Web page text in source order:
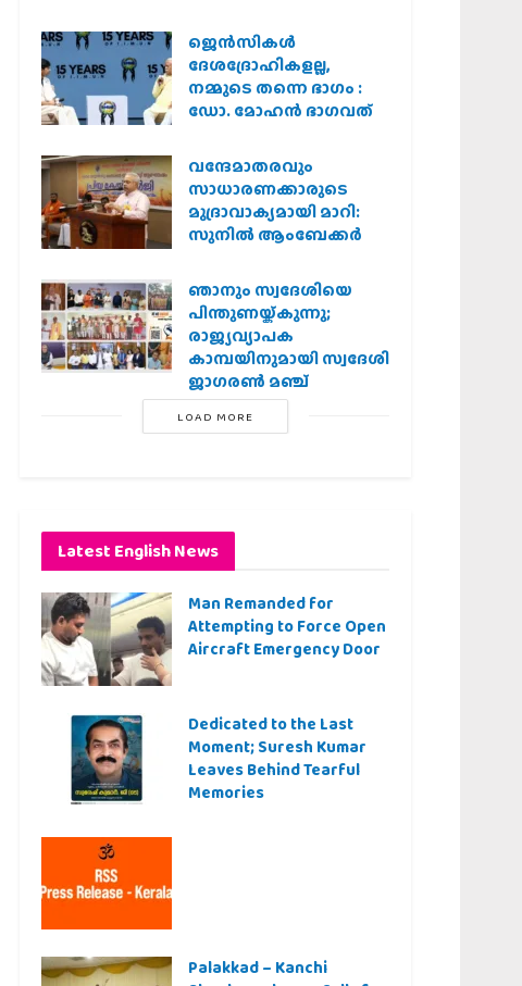
വേണമെന്ന് വിശ്വഹിന്ദു
പരിഷത്ത്
ജെന്‍സികള്‍
ദേശദ്രോഹികളല്ല,
നമ്മുടെ തന്നെ ഭാഗം :
ഡോ. മോഹന്‍ ഭാഗവത്
വന്ദേമാതരവും
സാധാരണക്കാരുടെ
മുദ്രാവാക്യമായി മാറി:
സുനിൽ ആംബേക്കർ
ഞാനും സ്വദേശിയെ
പിന്തുണയ്ക്കുന്നു;
രാജ്യവ്യാപക
കാമ്പയിനുമായി സ്വദേശി
ജാഗരണ്‍ മഞ്ച്
LOAD MORE
Latest English News
Man Remanded for
Attempting to Force Open
Aircraft Emergency Door
Dedicated to the Last
Moment; Suresh Kumar
Leaves Behind Tearful
Memories
Palakkad – Kanchi